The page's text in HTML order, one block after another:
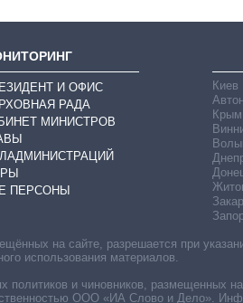
И ОФИС
РАДА
МИНИСТРОВ
ПЕРСОНЫ
Киев
Крым
на сайте, разрешается при
использования материалов.
и чиновников, размещенных
ООО «ИА Слово и Дело».